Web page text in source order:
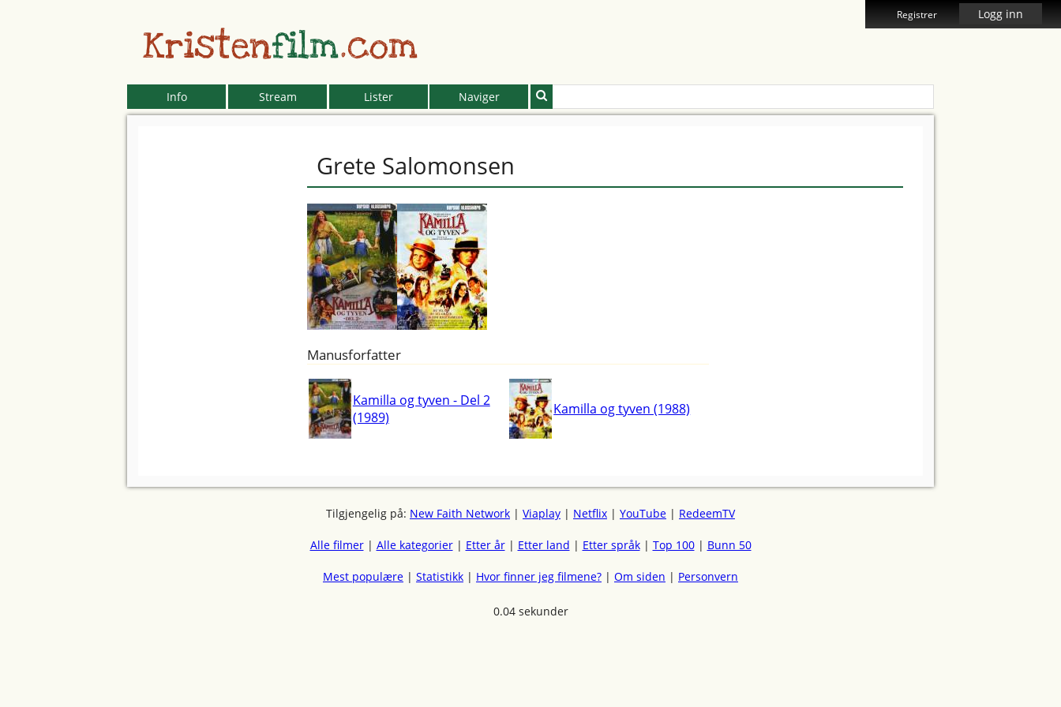
Registrer Logg inn
Kristenfilm.com
Info Stream Lister Naviger
Grete Salomonsen
Manusforfatter
Kamilla og tyven - Del 2
(1989)
Kamilla og tyven (1988)
Tilgjengelig på: New Faith Network | Viaplay | Netflix | YouTube | RedeemTV
Alle filmer| Alle kategorier| Etter år| Etter land | Etter språk| Top 100| Bunn 50
Mest populære | Statistikk | Hvor finner jeg filmene? | Om siden | Personvern
0.04 sekunder